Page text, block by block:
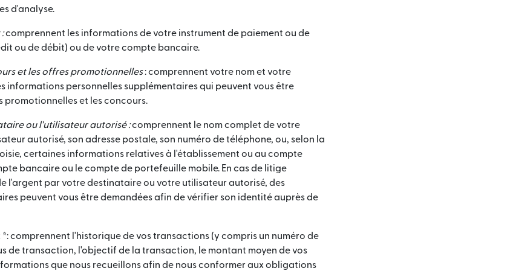
d'analyse.
comprennent les informations de votre instrument de paiement ou de
ou de débit) ou de votre compte bancaire.
et les offres promotionnelles: comprennent votre nom et votre
informations personnelles supplémentaires qui peuvent vous être
promotionnelles et les concours.
ou l'utilisateur autorisé :comprennent le nom complet de votre
autorisé, son adresse postale, son numéro de téléphone, ou, selon la
certaines informations relatives à l'établissement ou au compte
bancaire ou le compte de portefeuille mobile. En cas de litige
l'argent par votre destinataire ou votre utilisateur autorisé, des
peuvent vous être demandées afin de vérifier son identité auprès de
comprennent l'historique de vos transactions (y compris un numéro de
de transaction, l'objectif de la transaction, le montant moyen de vos
que nous recueillons afin de nous conformer aux obligations